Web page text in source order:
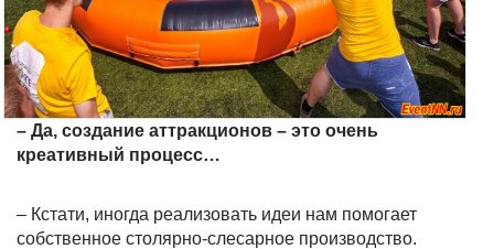
– Да, создание аттракционов – это очень
креативный процесс…
– Кстати, иногда реализовать идеи нам помогает
собственное столярно-слесарное производство.